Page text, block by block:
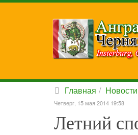
Главная Новости
Четверг, 15 мая 2014 19:58
Летний